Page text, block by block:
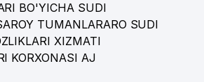
BO'YICHA SUDI
TUMANLARARO SUDI
XIZMATI
KORXONASI AJ